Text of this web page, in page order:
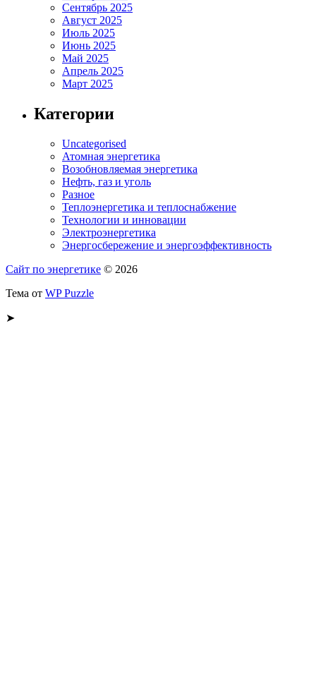
Сентябрь 2025
Август 2025
Июль 2025
Июнь 2025
Май 2025
Апрель 2025
Март 2025
Категории
Uncategorised
Атомная энергетика
Возобновляемая энергетика
Нефть, газ и уголь
Разное
Теплоэнергетика и теплоснабжение
Технологии и инновации
Электроэнергетика
Энергосбережение и энергоэффективность
Сайт по энергетике © 2026
Тема от WP Puzzle
➤